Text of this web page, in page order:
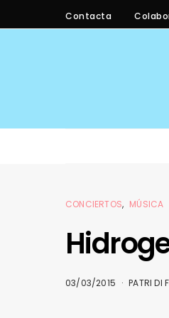
Contacta
CONCIERTOS MÚSICA
03/03/2015 PATRI DI